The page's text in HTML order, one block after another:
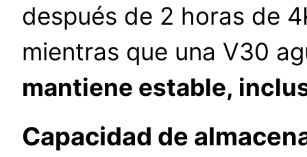
después de 2 horas de
mientras que una V30
mantiene estable,
Capacidad de